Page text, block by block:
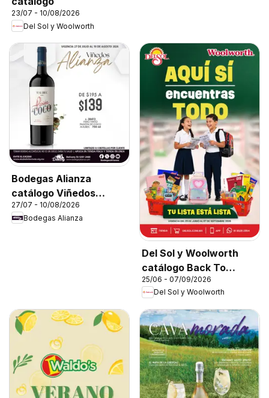
23/07 - 10/08/2026
Del Sol y Woolworth
Bodegas Alianza
catálogo Viñedos
Alianza
27/07 - 10/08/2026
Bodegas Alianza
Del Sol y Woolworth
catálogo Back To
School
25/06 - 07/09/2026
Del Sol y Woolworth